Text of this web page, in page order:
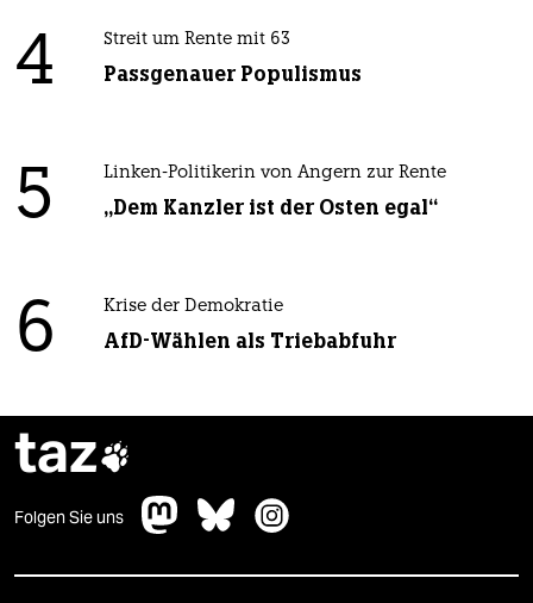
4 Streit um Rente mit 63
Passgenauer Populismus
5 Linken-Politikerin von Angern zur Rente
„Dem Kanzler ist der Osten egal“
6 Krise der Demokratie
AfD-Wählen als Triebabfuhr
taz
Folgen Sie uns